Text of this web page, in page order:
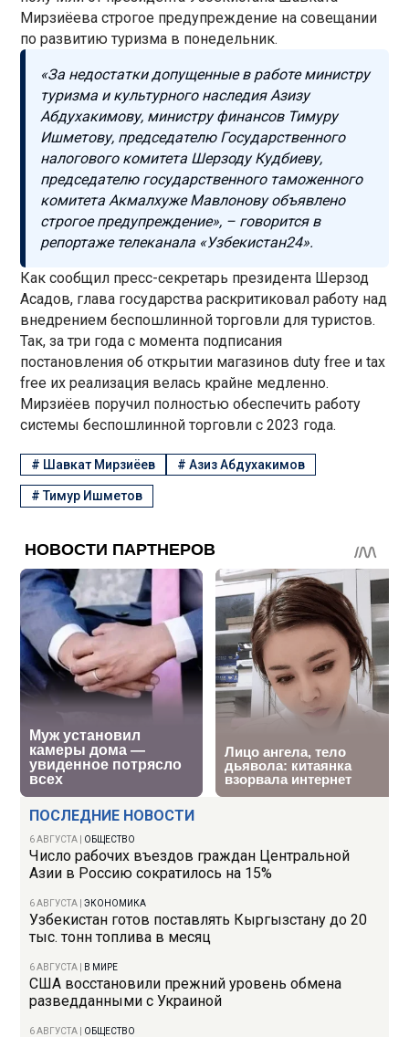
ПОСЛЕДНИЕ НОВОСТИ
6 АВГУСТА ОБЩЕСТВО
Число рабочих въездов граждан Центральной
Азии в Россию сократилось на 15%
6 АВГУСТА |ЭКОНОМИКА
Узбекистан готов поставлять Кыргызстану до 20
тыс. тонн топлива в месяц
6 АВГУСТА В МИРЕ
США восстановили прежний уровень обмена
разведданными с Украиной
6 АВГУСТА ОБЩЕСТВО
Мирзиёева строгое предупреждение на совещании
по развитию туризма в понедельник.
«За недостатки допущенные в работе министру
туризма и культурного наследия Азизу
Абдухакимову, министру финансов Тимуру
Ишметову, председателю Государственного
налогового комитета Шерзоду Кудбиеву,
председателю государственного таможенного
комитета Акмалхуже Мавлонову объявлено
строгое предупреждение», – говорится в
репортаже телеканала «Узбекистан24».
Как сообщил пресс-секретарь президента Шерзод
Асадов, глава государства раскритиковал работу над
внедрением беспошлинной торговли для туристов.
Так, за три года с момента подписания
постановления об открытии магазинов duty free и tax
free их реализация велась крайне медленно.
Мирзиёев поручил полностью обеспечить работу
системы беспошлинной торговли с 2023 года.
# Шавкат Мирзиёев #Азиз Абдухакимов
#Тимур Ишметов